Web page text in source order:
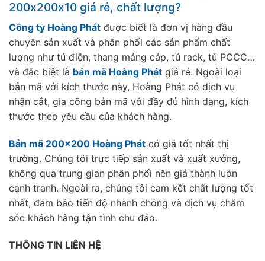
200x200x10 giá rẻ, chất lượng?
Công ty Hoàng Phát được biết là đơn vị hàng đầu
chuyên sản xuất và phân phối các sản phẩm chất
lượng như tủ điện, thang máng cáp, tủ rack, tủ PCCC…
và đặc biệt là bản mã Hoàng Phát giá rẻ. Ngoài loại
bản mã với kích thước này, Hoàng Phát có dịch vụ
nhận cắt, gia công bản mã với đầy đủ hình dạng, kích
thước theo yêu cầu của khách hàng.
Bản mã 200×200 Hoàng Phát có giá tốt nhất thị
trường. Chúng tôi trực tiếp sản xuất và xuất xưởng,
không qua trung gian phân phối nên giá thành luôn
cạnh tranh. Ngoài ra, chúng tôi cam kết chất lượng tốt
nhất, đảm bảo tiến độ nhanh chóng và dịch vụ chăm
sóc khách hàng tận tình chu đáo.
THÔNG TIN LIÊN HỆ